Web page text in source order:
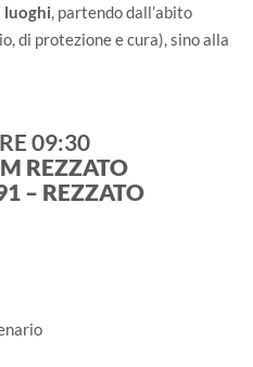
luoghi , partendo dall’abito
di protezione e cura), sino alla
09:30
REZZATO
– REZZATO